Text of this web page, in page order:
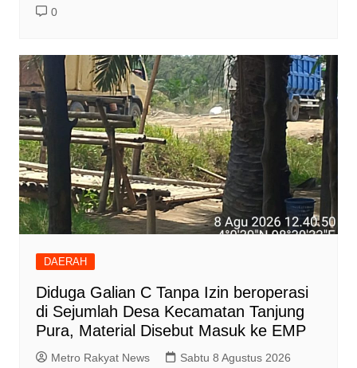
0
DAERAH
Diduga Galian C Tanpa Izin beroperasi
di Sejumlah Desa Kecamatan Tanjung
Pura, Material Disebut Masuk ke EMP
Metro Rakyat News
Sabtu 8 Agustus 2026